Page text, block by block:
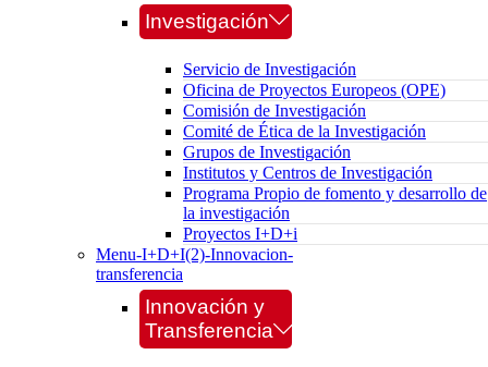
Investigación
Servicio de Investigación
Oficina de Proyectos Europeos (OPE)
Comisión de Investigación
Comité de Ética de la Investigación
Grupos de Investigación
Institutos y Centros de Investigación
Programa Propio de fomento y desarrollo de
la investigación
Proyectos I+D+i
Menu-I+D+I(2)-Innovacion-
transferencia
Innovación y
Transferencia